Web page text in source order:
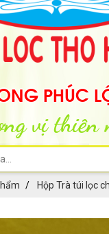
PHÚC
Hộp Trà túi lọc